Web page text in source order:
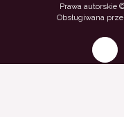
Prawa autorskie
Obsługiwana